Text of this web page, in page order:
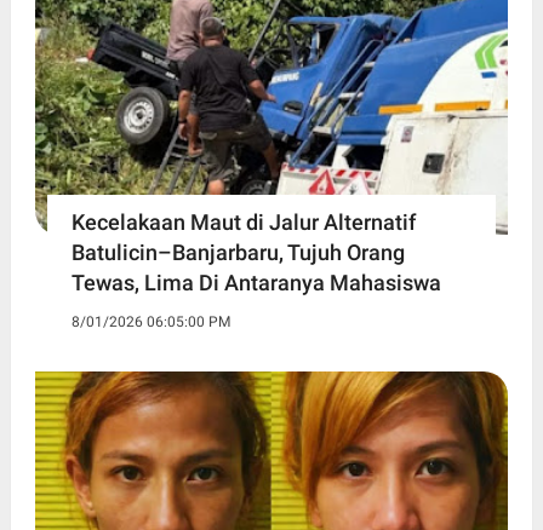
Kecelakaan Maut di Jalur Alternatif
Batulicin–Banjarbaru, Tujuh Orang
Tewas, Lima Di Antaranya Mahasiswa
8/01/2026 06:05:00 PM